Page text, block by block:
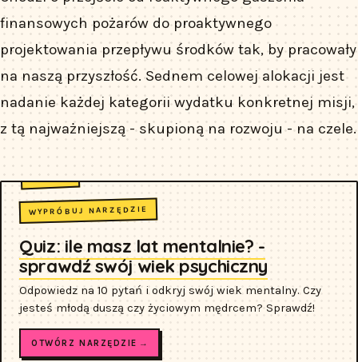
finansowych pożarów do proaktywnego
projektowania przepływu środków tak, by pracowały
na naszą przyszłość. Sednem celowej alokacji jest
nadanie każdej kategorii wydatku konkretnej misji,
z tą najważniejszą - skupioną na rozwoju - na czele.
WYPRÓBUJ NARZĘDZIE
Quiz: ile masz lat mentalnie? -
sprawdź swój wiek psychiczny
Odpowiedz na 10 pytań i odkryj swój wiek mentalny. Czy
jesteś młodą duszą czy życiowym mędrcem? Sprawdź!
OTWÓRZ NARZĘDZIE →